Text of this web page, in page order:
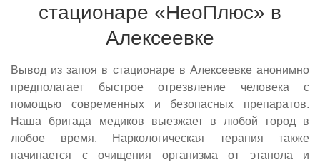
стационаре «НеоПлюс» в
Алексеевке
Вывод из запоя в стационаре в Алексеевке анонимно
предполагает быстрое отрезвление человека с
помощью современных и безопасных препаратов.
Наша бригада медиков выезжает в любой город в
любое время. Наркологическая терапия также
начинается с очищения организма от этанола и